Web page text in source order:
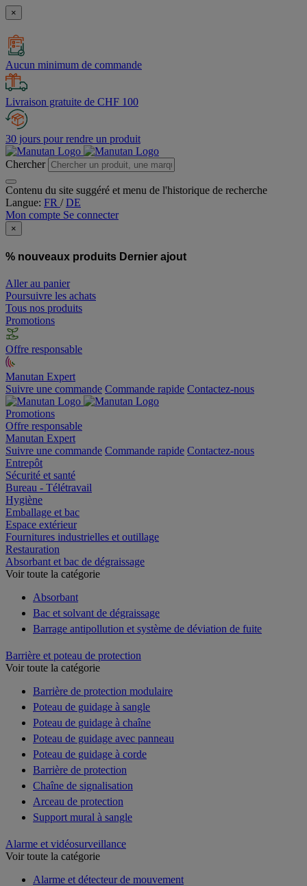
×
Aucun minimum de commande
Livraison gratuite de CHF 100
30 jours pour rendre un produit
Chercher
Contenu du site suggéré et menu de l'historique de recherche
Langue: FR /DE
Mon compte Se connecter
×
% nouveaux produits Dernier ajout
Aller au panier
Poursuivre les achats
Tous nos produits
Promotions
Offre responsable
Manutan Expert
Suivre une commande Commande rapide Contactez-nous
Promotions
Offre responsable
Manutan Expert
Suivre une commande Commande rapide Contactez-nous
Entrepôt
Sécurité et santé
Bureau - Télétravail
Hygiène
Emballage et bac
Espace extérieur
Fournitures industrielles et outillage
Restauration
Absorbant et bac de dégraissage
Voir toute la catégorie
Absorbant
Bac et solvant de dégraissage
Barrage antipollution et système de déviation de fuite
Barrière et poteau de protection
Voir toute la catégorie
Barrière de protection modulaire
Poteau de guidage à sangle
Poteau de guidage à chaîne
Poteau de guidage avec panneau
Poteau de guidage à corde
Barrière de protection
Chaîne de signalisation
Arceau de protection
Support mural à sangle
Alarme et vidéosurveillance
Voir toute la catégorie
Alarme et détecteur de mouvement